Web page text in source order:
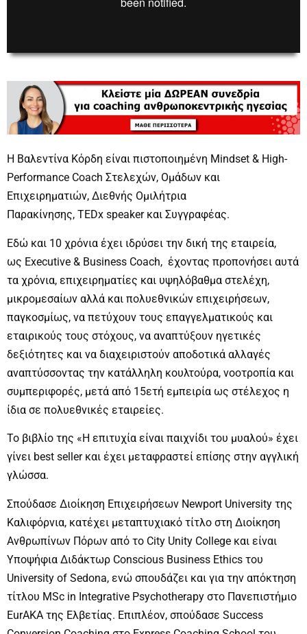
Η Βαλεντίνα Κόρδη είναι πιστοποιημένη Mindset & High-
Performance Coach Στελεχών, Ομάδων και
Επιχειρηματιών, Διεθνής Ομιλήτρια
Παρακίνησης, TEDx speaker και Συγγραφέας.
Εδώ και 10 χρόνια έχει ιδρύσει την δική της εταιρεία,
ως Executive & Business Coach, έχοντας προπονήσει αυτά
τα χρόνια, επιχειρηματίες και υψηλόβαθμα στελέχη,
μικρομεσαίων αλλά και πολυεθνικών επιχειρήσεων,
παγκοσμίως, να πετύχουν τους επαγγελματικούς και
εταιρικούς τους στόχους, να αναπτύξουν ηγετικές
δεξιότητες και να διαχειριστούν αποδοτικά αλλαγές
αναπτύσσοντας την κατάλληλη κουλτούρα, νοοτροπία και
συμπεριφορές, μετά από 15ετή εμπειρία ως στέλεχος η
ίδια σε πολυεθνικές εταιρείες.
Το βιβλίο της «Η επιτυχία είναι παιχνίδι του μυαλού» έχει
γίνει best seller και έχει μεταφραστεί επίσης στην αγγλική
γλώσσα.
Σπούδασε Διοίκηση Επιχειρήσεων Newport University της
Καλιφόρνια, κατέχει μεταπτυχιακό τίτλο στη Διοίκηση
Ανθρωπίνων Πόρων από το City Unity College και είναι
Υποψήφια Διδάκτωρ Conscious Business Ethics του
University of Sedona, ενώ σπουδάζει και για την απόκτηση
τίτλου MSc in Integrative Psychotherapy στο Πανεπιστήμιο
EurAKA της Ελβετίας. Επιπλέον, σπούδασε Success